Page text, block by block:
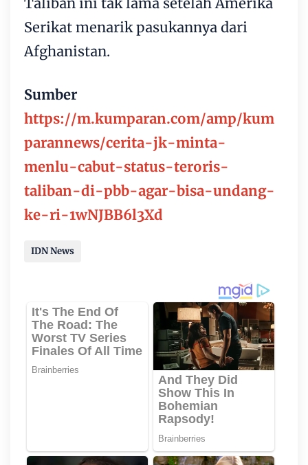
Serikat menarik pasukannya dari
Afghanistan.
Sumber
https://m.kumparan.com/amp/kum
parannews/cerita-jk-minta-
menlu-cabut-status-teroris-
taliban-di-pbb-agar-bisa-undang-
ke-ri-1wNJBB6l3Xd
IDN News